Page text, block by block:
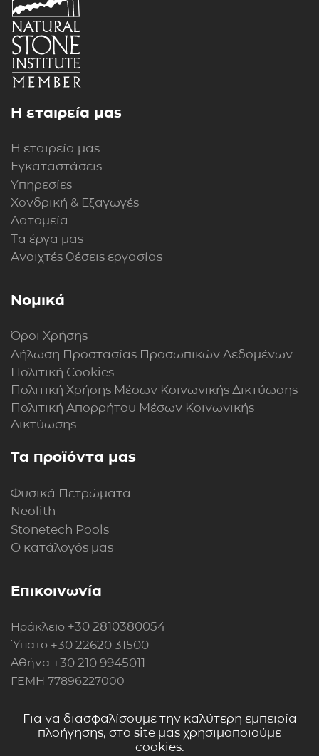
Για να διασφαλίσουμε την καλύτερη εμπειρία
πλοήγησης, στο site μας χρησιμοποιούμε
cookies.
Η εταιρεία μας
Η εταιρεία μας
Εγκαταστάσεις
Υπηρεσίες
Χονδρική & Εξαγωγές
Λατομεία
Τα έργα μας
Ανοιχτές θέσεις εργασίας
Νομικά
Όροι Χρήσης
Δήλωση Προστασίας Προσωπικών Δεδομένων
Πολιτική Cookies
Πολιτική Xρήσης Mέσων Kοινωνικής Δικτύωσης
Πολιτική Απορρήτου Μέσων Κοινωνικής
Δικτύωσης
Τα προϊόντα μας
Φυσικά Πετρώματα
Neolith
Stonetech Pools
Ο κατάλογός μας
Επικοινωνία
Ηράκλειο +30 2810380054
Ύπατο +30 22620 31500
Αθήνα +30 210 9945011
ΓΕΜΗ 77896227000
Περισσότερα στοιχεία